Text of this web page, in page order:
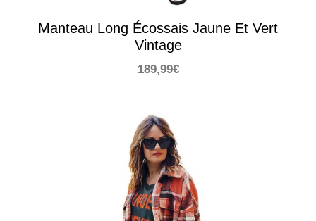
Manteau Long Écossais Jaune Et Vert
Vintage
189,99€